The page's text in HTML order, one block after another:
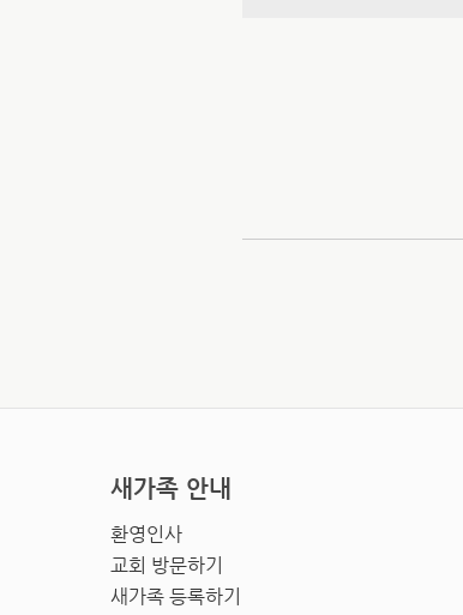
새가족 안내
환영인사
교회 방문하기
새가족 등록하기